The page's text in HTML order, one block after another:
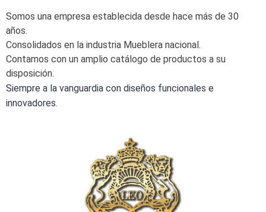
Somos una empresa establecida desde hace más de 30
años.
Consolidados en la industria Mueblera nacional.
Contamos con un amplio catálogo de productos a su
disposición.
Siempre a la vanguardia con diseños funcionales e
innovadores.